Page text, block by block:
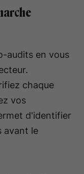
audits en vous
chaque
vos
d'identifier
avant le